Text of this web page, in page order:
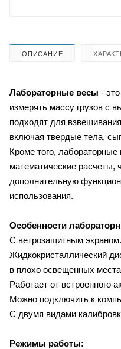
ОПИСАНИЕ
Лабораторные весы -
измерять массу грузов с
подходят для
включая твердые тела,
Кроме того,
математические расчеты,
дополнительную
использования.
Особенности
С ветрозащитным экраном.
Жидкокристаллический
в плохо освещенных
Работает от встроенного
Можно подключить к
С двумя видами
Режимы работы: